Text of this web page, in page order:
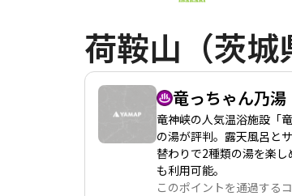
荷鞍山（茨
竜っちゃん乃湯
竜神峡の人気温浴施設「
の湯が評判。露天風呂と
替わりで2種類の湯を楽
も利用可能。
このポイントを通過する